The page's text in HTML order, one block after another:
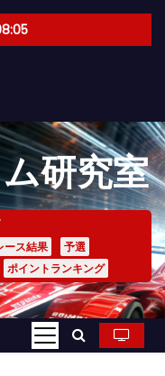
研究室
ース結果
予選
ポイントランキング